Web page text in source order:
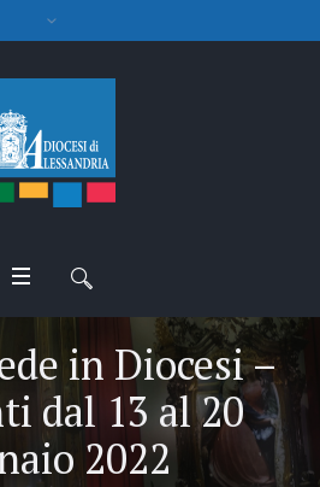
in Diocesi –
dal 13 al 20
2022